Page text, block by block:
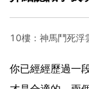
10樓：神馬鬥死浮
你已經經歷過一